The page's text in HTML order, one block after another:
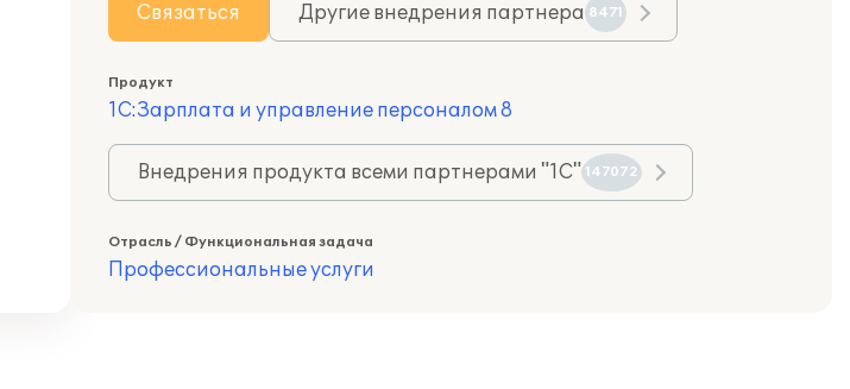
Связаться Другие внедрения партнера 8471
Продукт
1С:Зарплата и управление персоналом 8
Внедрения продукта всеми партнерами "1С" 147072
Отрасль / Функциональная задача
Профессиональные услуги